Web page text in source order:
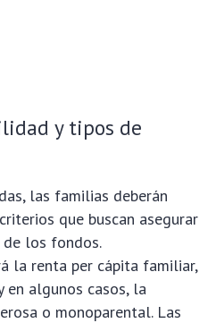
y tipos de
las familias deberán
que buscan asegurar
los fondos.
la renta per cápita familiar,
en algunos casos, la
o monoparental. Las